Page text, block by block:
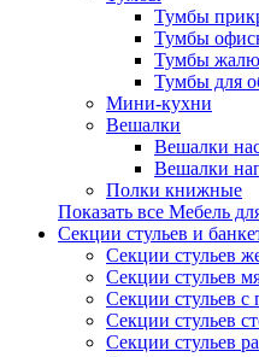
Тумбы
Тумбы
Тумбы
Тумбы для
Мини-кухни
Вешалки
Вешалки
Вешалки
Полки книжные
Показать все Мебель
Секции стульев и
Секции стульев
Секции стульев
Секции стульев с
Секции стульев
Секции стульев